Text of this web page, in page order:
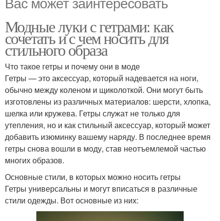
Модные луки с гетрами: как
сочетать и с чем носить для
стильного образа
Что такое гетры и почему они в моде
Гетры — это аксессуар, который надевается на ноги,
обычно между коленом и щиколоткой. Они могут быть
изготовлены из различных материалов: шерсти, хлопка,
шелка или кружева. Гетры служат не только для
утепления, но и как стильный аксессуар, который может
добавить изюминку вашему наряду. В последнее время
гетры снова вошли в моду, став неотъемлемой частью
многих образов.
Основные стили, в которых можно носить гетры
Гетры универсальны и могут вписаться в различные
стили одежды. Вот основные из них: